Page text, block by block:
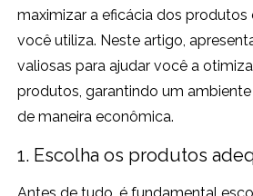
maximizar a eficácia dos produtos
você utiliza. Neste artigo,
valiosas para ajudar você a
produtos, garantindo um
de maneira econômica.
1. Escolha os produtos